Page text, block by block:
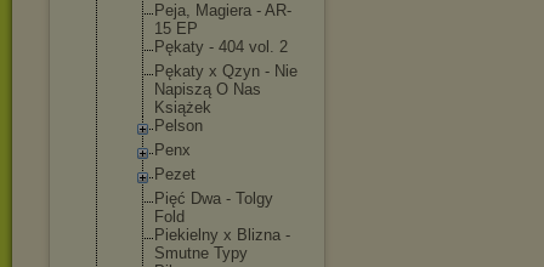
Peja, Magiera - AR-
15 EP
Pękaty - 404 vol. 2
Pękaty x Qzyn - Nie
Napiszą O Nas
Książek
Pelson
Penx
Pezet
Pięć Dwa - Tolgy
Fold
Piekielny x Blizna -
Smutne Typy